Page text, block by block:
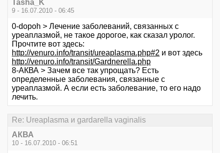
Tasha_K
9 - 16.07.2010 - 06:45
0-dopoh > Лечение заболеваний, связанных с
уреаплазмой, не такое дорогое, как сказал уролог.
Прочтите вот здесь:
http://venuro.info/transit/ureaplasma.php#2 и вот здесь
http://venuro.info/transit/Gardnerella.php
8-АКВА > Зачем все так упрощать? Есть
определенные заболевания, связанные с
уреаплазмой. А если есть заболевание, то его надо
лечить.
Re: Ureaplasma и gardarella vaginalis
АКВА
10 - 16.07.2010 - 06:51